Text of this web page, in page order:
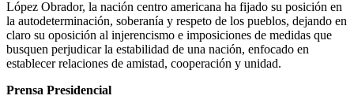
López Obrador, la nación centro americana ha fijado su posición en
la autodeterminación, soberanía y respeto de los pueblos, dejando en
claro su oposición al injerencismo e imposiciones de medidas que
busquen perjudicar la estabilidad de una nación, enfocado en
establecer relaciones de amistad, cooperación y unidad.
Prensa Presidencial